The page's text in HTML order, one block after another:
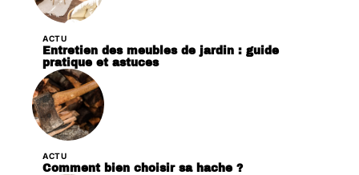
ACTU
Entretien des meubles de jardin : guide
pratique et astuces
ACTU
Comment bien choisir sa hache ?